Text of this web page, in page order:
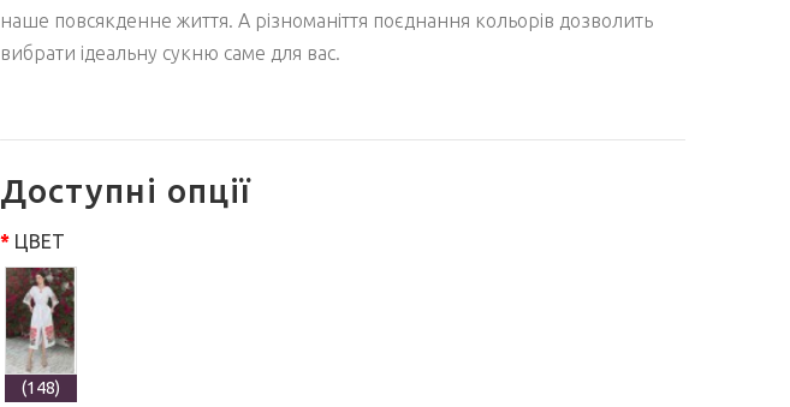
наше повсякденне життя. А різноманіття поєднання кольорів дозволить
вибрати ідеальну сукню саме для вас.
Доступні опції
ЦВЕТ
(148)